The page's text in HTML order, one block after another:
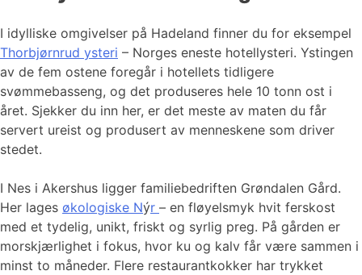
I idylliske omgivelser på Hadeland finner du for eksempel
Thorbjørnrud ysteri – Norges eneste hotellysteri. Ystingen
av de fem ostene foregår i hotellets tidligere
svømmebasseng, og det produseres hele 10 tonn ost i
året. Sjekker du inn her, er det meste av maten du får
servert ureist og produsert av menneskene som driver
stedet.
I Nes i Akershus ligger familiebedriften Grøndalen Gård.
Her lages økologiske Nýr – en fløyelsmyk hvit ferskost
med et tydelig, unikt, friskt og syrlig preg. På gården er
morskjærlighet i fokus, hvor ku og kalv får være sammen i
minst to måneder. Flere restaurantkokker har trykket